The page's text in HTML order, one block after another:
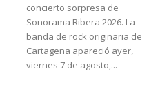
concierto sorpresa de
Sonorama Ribera 2026. La
banda de rock originaria de
Cartagena apareció ayer,
viernes 7 de agosto,...